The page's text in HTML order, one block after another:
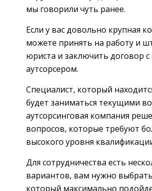
мы говорили чуть ранее.
Если у вас довольно крупная
можете принять на работу и
юриста и заключить договор
аутсорсером.
Специалист, который
будет заниматься текущими
аутсорсинговая компания
вопросов, которые требуют
высокого уровня
Для сотрудничества есть
вариантов, вам нужно
который максимально